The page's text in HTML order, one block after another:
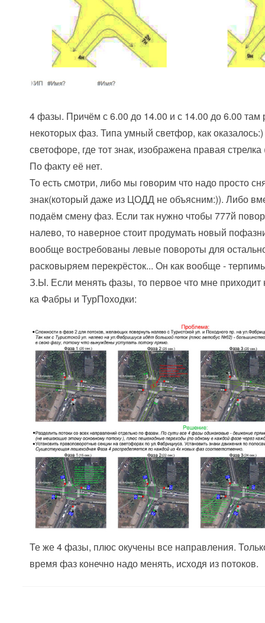
4 фазы. Причём с 6.00 до 14.00 и с 14.00 до 6.00 там
некоторых фаз. Типа умный светфор, как
светофоре, где тот знак, изображена правая
По факту её нет.
То есть смотри, либо мы говорим что надо просто
знак(который даже из ЦОДД не объясним:)). Либо
подаём смену фаз. Если так нужно чтобы 777й
налево, то наверное стоит продумать новый
вообще востребованы левые повороты для
расковыряем перекрёсток... Он как вообще -
З.Ы. Если менять фазы, то первое что мне приходит
ка Фабры и ТурПоходки:
Те же 4 фазы, плюс окучены все направления.
время фаз конечно надо менять, исходя из потоков.